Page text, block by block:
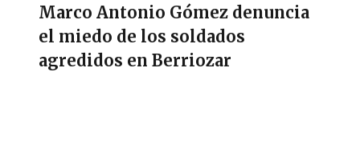
Marco Antonio Gómez denuncia
el miedo de los soldados
agredidos en Berriozar